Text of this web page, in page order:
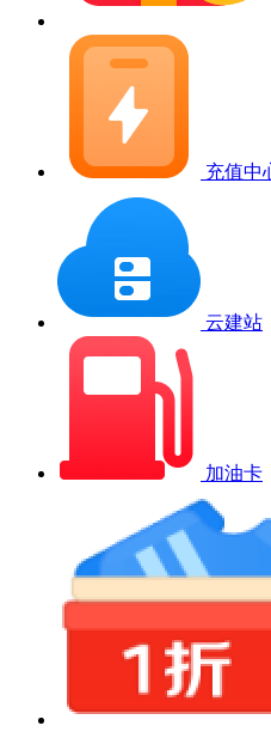
充值中
云建站
加油卡